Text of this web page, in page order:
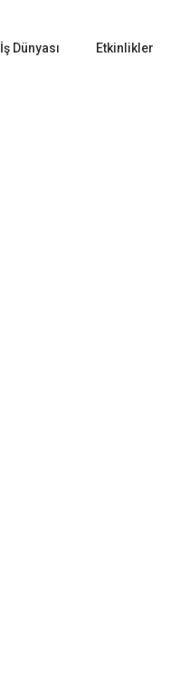
İş Dünyası Etkinlikler